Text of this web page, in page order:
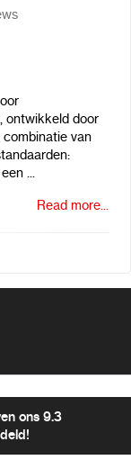
ontwikkeld door
van
...
Read more...
ons 9.3